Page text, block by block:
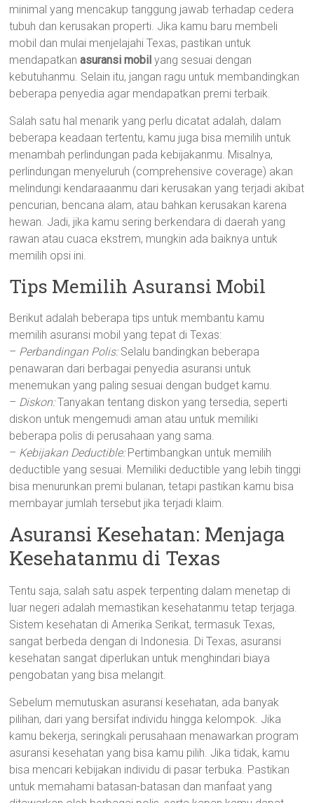
minimal yang mencakup tanggung jawab terhadap cedera
tubuh dan kerusakan properti. Jika kamu baru membeli
mobil dan mulai menjelajahi Texas, pastikan untuk
mendapatkanasuransi mobil yang sesuai dengan
kebutuhanmu. Selain itu, jangan ragu untuk membandingkan
beberapa penyedia agar mendapatkan premi terbaik.
Salah satu hal menarik yang perlu dicatat adalah, dalam
beberapa keadaan tertentu, kamu juga bisa memilih untuk
menambah perlindungan pada kebijakanmu. Misalnya,
perlindungan menyeluruh (comprehensive coverage) akan
melindungi kendaraaanmu dari kerusakan yang terjadi akibat
pencurian, bencana alam, atau bahkan kerusakan karena
hewan. Jadi, jika kamu sering berkendara di daerah yang
rawan atau cuaca ekstrem, mungkin ada baiknya untuk
memilih opsi ini.
Tips Memilih Asuransi Mobil
Berikut adalah beberapa tips untuk membantu kamu
memilih asuransi mobil yang tepat di Texas:
– Perbandingan Polis:Selalu bandingkan beberapa
penawaran dari berbagai penyedia asuransi untuk
menemukan yang paling sesuai dengan budget kamu.
– Diskon:Tanyakan tentang diskon yang tersedia, seperti
diskon untuk mengemudi aman atau untuk memiliki
beberapa polis di perusahaan yang sama.
– Kebijakan Deductible:Pertimbangkan untuk memilih
deductible yang sesuai. Memiliki deductible yang lebih tinggi
bisa menurunkan premi bulanan, tetapi pastikan kamu bisa
membayar jumlah tersebut jika terjadi klaim.
Asuransi Kesehatan: Menjaga
Kesehatanmu di Texas
Tentu saja, salah satu aspek terpenting dalam menetap di
luar negeri adalah memastikan kesehatanmu tetap terjaga.
Sistem kesehatan di Amerika Serikat, termasuk Texas,
sangat berbeda dengan di Indonesia. Di Texas, asuransi
kesehatan sangat diperlukan untuk menghindari biaya
pengobatan yang bisa melangit.
Sebelum memutuskan asuransi kesehatan, ada banyak
pilihan, dari yang bersifat individu hingga kelompok. Jika
kamu bekerja, seringkali perusahaan menawarkan program
asuransi kesehatan yang bisa kamu pilih. Jika tidak, kamu
bisa mencari kebijakan individu di pasar terbuka. Pastikan
untuk memahami batasan-batasan dan manfaat yang